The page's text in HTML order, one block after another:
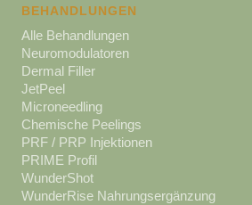
BEHANDLUNGEN
Alle Behandlungen
Neuromodulatoren
Dermal Filler
JetPeel
Microneedling
Chemische Peelings
PRF / PRP Injektionen
PRIME Profil
WunderShot
WunderRise Nahrungsergänzung